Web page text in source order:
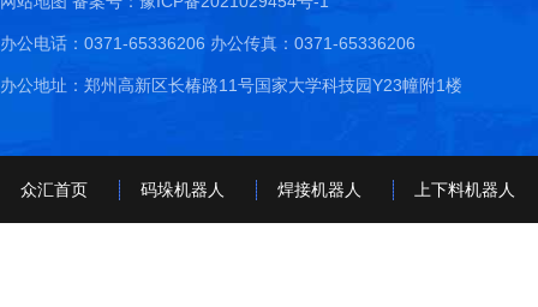
办公电话：0371-65336206 办公传真：0371-65336206
办公地址：郑州高新区长椿路11号国家大学科技园Y23幢附1楼
众汇首页 码垛机器人 焊接机器人 上下料机器人